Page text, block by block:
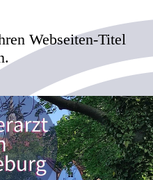
Webseiten-Titel